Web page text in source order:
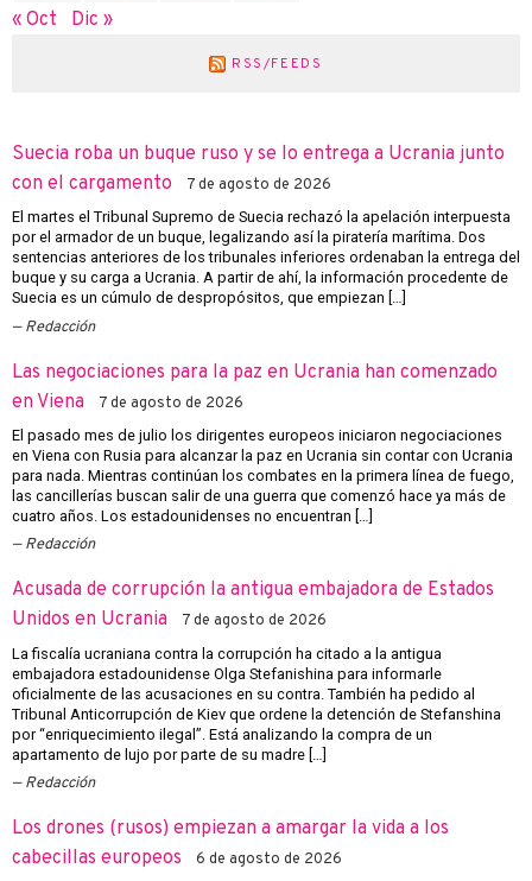
« Oct Dic »
RSS/FEEDS
Suecia roba un buque ruso y se lo entrega a Ucrania junto
con el cargamento
7 de agosto de 2026
El martes el Tribunal Supremo de Suecia rechazó la apelación interpuesta
por el armador de un buque, legalizando así la piratería marítima. Dos
sentencias anteriores de los tribunales inferiores ordenaban la entrega del
buque y su carga a Ucrania. A partir de ahí, la información procedente de
Suecia es un cúmulo de despropósitos, que empiezan […]
Redacción
Las negociaciones para la paz en Ucrania han comenzado
en Viena
7 de agosto de 2026
El pasado mes de julio los dirigentes europeos iniciaron negociaciones
en Viena con Rusia para alcanzar la paz en Ucrania sin contar con Ucrania
para nada. Mientras continúan los combates en la primera línea de fuego,
las cancillerías buscan salir de una guerra que comenzó hace ya más de
cuatro años. Los estadounidenses no encuentran […]
Redacción
Acusada de corrupción la antigua embajadora de Estados
Unidos en Ucrania
7 de agosto de 2026
La fiscalía ucraniana contra la corrupción ha citado a la antigua
embajadora estadounidense Olga Stefanishina para informarle
oficialmente de las acusaciones en su contra. También ha pedido al
Tribunal Anticorrupción de Kiev que ordene la detención de Stefanshina
por “enriquecimiento ilegal”. Está analizando la compra de un
apartamento de lujo por parte de su madre […]
Redacción
Los drones (rusos) empiezan a amargar la vida a los
cabecillas europeos
6 de agosto de 2026